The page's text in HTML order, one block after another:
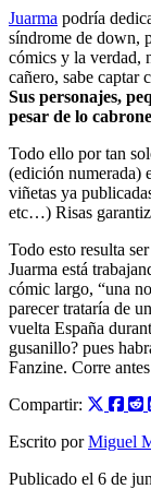
Juarma podría
síndrome de down,
cómics y la verdad,
cañero, sabe captar
Sus personajes,
pesar de lo
Todo ello por tan
(edición numerada)
viñetas ya
etc…) Risas
Todo esto resulta
Juarma está
cómic largo, “una
parecer trataría de
vuelta España
gusanillo? pues
Fanzine. Corre
Compartir:
Escrito por Miguel
Publicado el 6 de